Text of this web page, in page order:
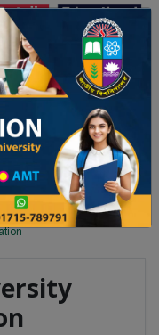
প্রফেশনাল অনার্স
ঢাকা বিশ্ববিদ্যালয় ২০২৫-২৬
Category
High School List